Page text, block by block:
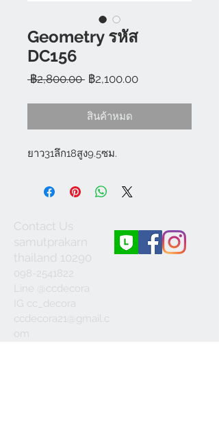
Geometry รหัส
DC156
฿2,800.00 ราคา
฿2,100.00ราคา
สินค้าหมด
ยาว31ลึก18สูง9.5ซม.
Contact Us
samutprakarn
thailand 10290
098-2541822
Line @ccdecora
IG cc_decora
ccdecora21@gmail.c
om